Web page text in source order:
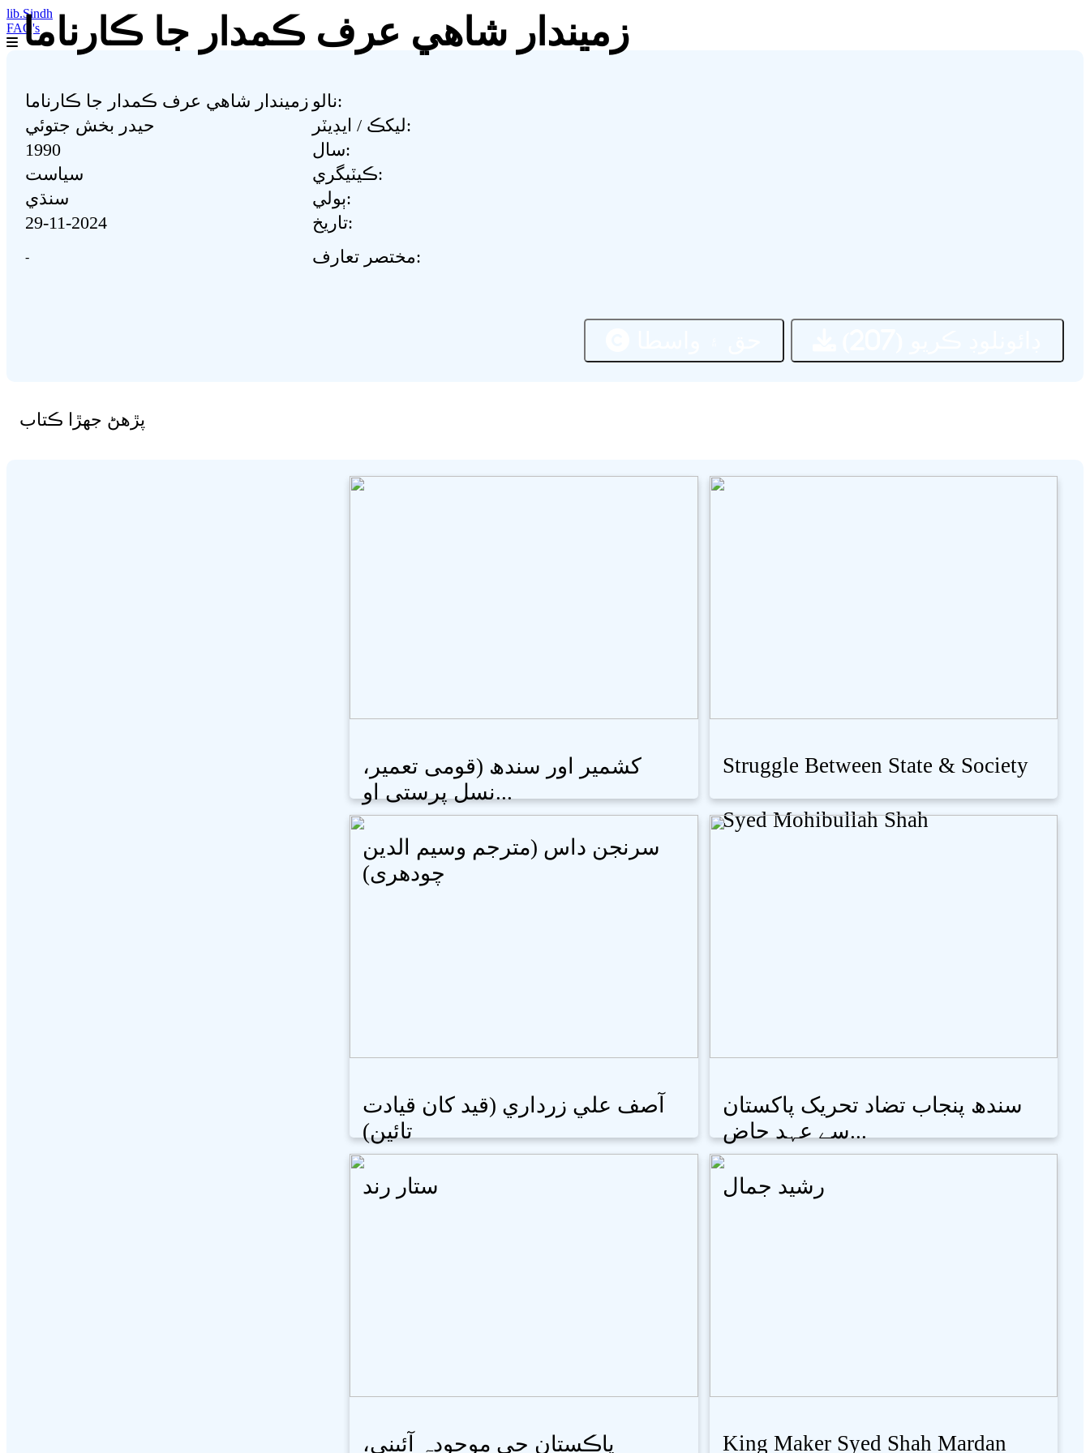
lib.Sindh
FAQ'sزميندار شاھي عرف ڪمدار جا ڪارناما
زميندار شاھي عرف ڪمدار جا ڪارناما
نالو:
حيدر بخش جتوئي
ليکڪ / ايڊيٽر:
1990
سال:
سياست
ڪيٽيگري:
سنڌي
ٻولي:
29-11-2024
تاريخ:
- مختصر تعارف:
پڙهڻ جھڙا ڪتاب
Struggle Between State & Society
Syed Mohibullah Shah
کشمیر اور سندھ (قومی تعمیر،
نسل پرستی او...
سرنجن داس (مترجم وسیم الدین
چودھری)
سندھ پنجاب تضاد تحریک پاکستان
سے عہد حاض...
رشید جمال
آصف علي زرداري (قيد کان قيادت
تائين)
ستار رند
King Maker Syed Shah Mardan پاڪستان جي موجودہ آئيني،